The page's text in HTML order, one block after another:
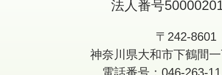
法人番号
〒242-8601
神奈川県大和市下鶴間
電話番号：046-263-